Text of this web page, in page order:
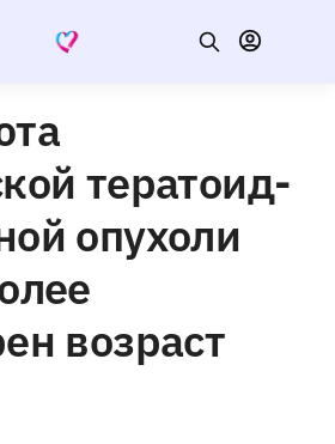
тератоид-
опухоли
возраст